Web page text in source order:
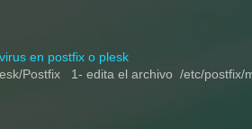
en postfix o plesk
Postfix 1- edita el archivo /etc/